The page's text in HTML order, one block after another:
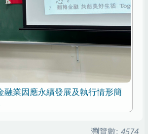
業因應永續發展及執行情形簡
瀏覽數: 4574